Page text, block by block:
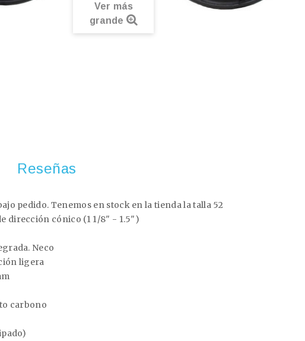
Ver más
grande
Reseñas
pedido. Tenemos en stock en la tienda la talla 52
dirección cónico (1 1/8" - 1.5")
Neco
ligera
carbono